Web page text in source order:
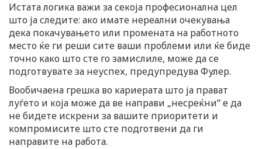
Истата логика важи за секоја професионална цел
што ја следите: ако имате нереални очекувања
дека покачувањето или промената на работното
место ќе ги реши сите ваши проблеми или ќе биде
точно како што сте го замислиле, може да се
подготвувате за неуспех, предупредува Фулер.
Вообичаена грешка во кариерата што ја прават
луѓето и која може да ве направи „несреќни“ е да
не бидете искрени за вашите приоритети и
компромисите што сте подготвени да ги
направите на работа.